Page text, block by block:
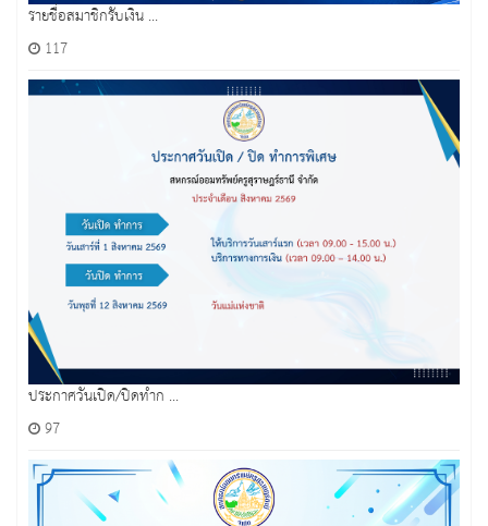
รายชื่อสมาชิกรับเงิน ...
117
ประกาศวันเปิด/ปิดทำก ...
97